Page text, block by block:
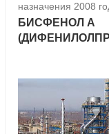
назначения 2008
БИСФЕНОЛ А